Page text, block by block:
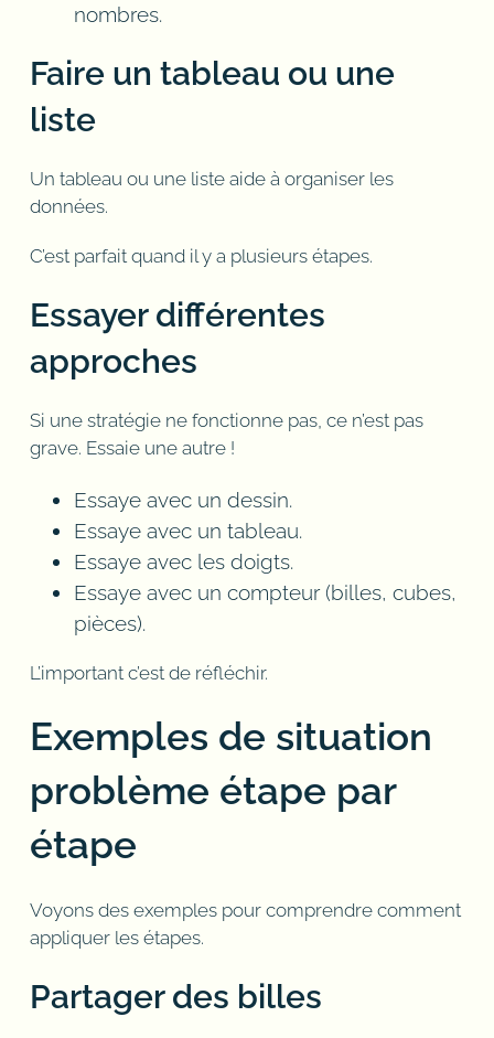
nombres.
Faire un tableau ou une
liste
Un tableau ou une liste aide à organiser les
données.
C’est parfait quand il y a plusieurs étapes.
Essayer différentes
approches
Si une stratégie ne fonctionne pas, ce n’est pas
grave. Essaie une autre !
Essaye avec un dessin.
Essaye avec un tableau.
Essaye avec les doigts.
Essaye avec un compteur (billes, cubes,
pièces).
L’important c’est de réfléchir.
Exemples de situation
problème étape par
étape
Voyons des exemples pour comprendre comment
appliquer les étapes.
Partager des billes